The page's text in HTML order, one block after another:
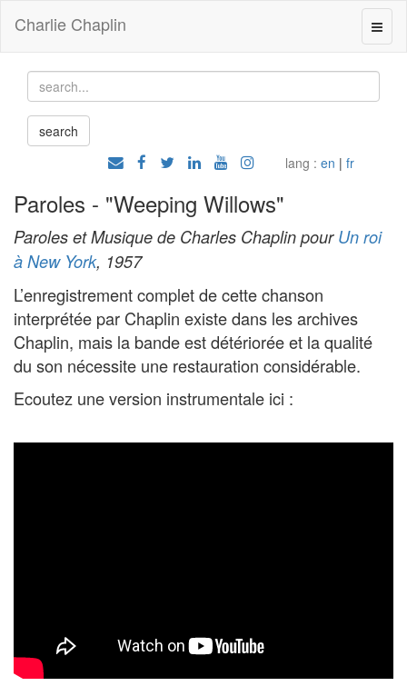
Charlie Chaplin
lang : en | fr
Paroles - "Weeping Willows"
Paroles et Musique de Charles Chaplin pour Un roi
à New York, 1957
L’enregistrement complet de cette chanson
interprétée par Chaplin existe dans les archives
Chaplin, mais la bande est détériorée et la qualité
du son nécessite une restauration considérable.
Ecoutez une version instrumentale ici :